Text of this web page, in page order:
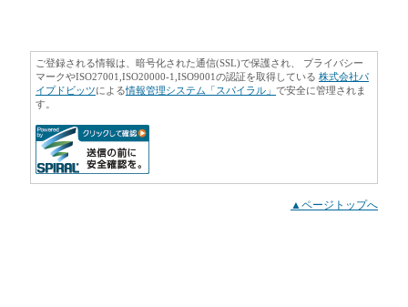
ご登録される情報は、暗号化された通信(SSL)で保護され、 プライバシー
マークやISO27001,ISO20000-1,ISO9001の認証を取得している 株式会社パ
イプドビッツによる情報管理システム「スパイラル」 で安全に管理されま
す。
▲ページトップへ